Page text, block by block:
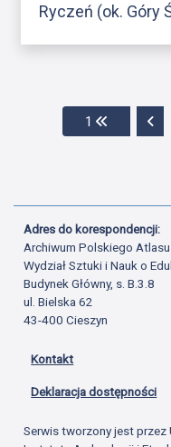
Ryczeń (ok. Góry
1 Przejdź do
Adres do korespondencji:
Archiwum Polskiego
Wydział Sztuki i Nauk o
Budynek Główny, s. B.3.8
ul. Bielska 62
43-400 Cieszyn
Kontakt
Deklaracja dostępności
Serwis tworzony jest przez